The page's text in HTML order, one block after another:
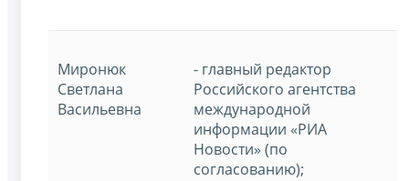
Миронюк
Светлана
Васильевна
- главный редактор
Российского агентства
международной
информации «РИА
Новости» (по
согласованию);